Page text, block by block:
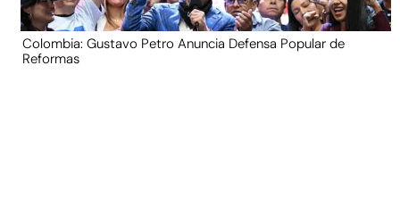
Colombia: Gustavo Petro Anuncia Defensa Popular de
Reformas